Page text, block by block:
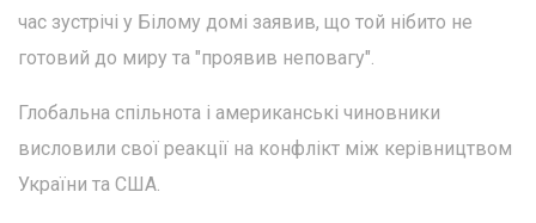
час зустрічі у Білому домі заявив, що той нібито не
готовий до миру та "проявив неповагу".
Глобальна спільнота і американські чиновники
висловили свої реакції на конфлікт між керівництвом
України та США.